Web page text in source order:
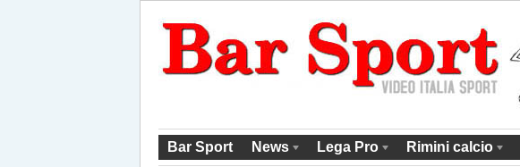
Bar Sport News Lega Pro Rimini calcio